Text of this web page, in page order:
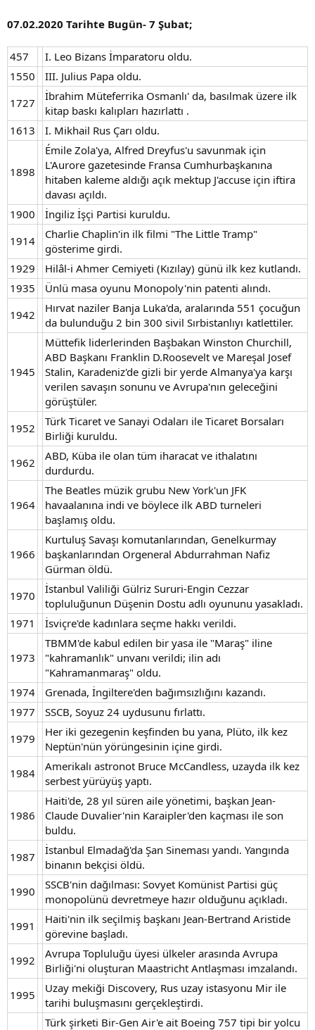
07.02.2020 Tarihte Bugün- 7 Şubat;
457
I. Leo Bizans İmparatoru oldu.
1550
III. Julius Papa oldu.
1727
İbrahim Müteferrika Osmanlı' da, basılmak üzere ilk
kitap baskı kalıpları hazırlattı .
1613
I. Mikhail Rus Çarı oldu.
1898
Émile Zola'ya, Alfred Dreyfus'u savunmak için
L'Aurore gazetesinde Fransa Cumhurbaşkanına
hitaben kaleme aldığı açık mektup J'accuse için iftira
davası açıldı.
1900
İngiliz İşçi Partisi kuruldu.
1914
Charlie Chaplin'in ilk filmi "The Little Tramp"
gösterime girdi.
1929
Hilâl-i Ahmer Cemiyeti (Kızılay) günü ilk kez kutlandı.
1935
Ünlü masa oyunu Monopoly'nin patenti alındı.
1942
Hırvat naziler Banja Luka'da, aralarında 551 çocuğun
da bulunduğu 2 bin 300 sivil Sırbistanlıyı katlettiler.
1945
Müttefik liderlerinden Başbakan Winston Churchill,
ABD Başkanı Franklin D.Roosevelt ve Mareşal Josef
Stalin, Karadeniz'de gizli bir yerde Almanya'ya karşı
verilen savaşın sonunu ve Avrupa'nın geleceğini
görüştüler.
1952
Türk Ticaret ve Sanayi Odaları ile Ticaret Borsaları
Birliği kuruldu.
1962
ABD, Küba ile olan tüm iharacat ve ithalatını
durdurdu.
1964
The Beatles müzik grubu New York'un JFK
havaalanına indi ve böylece ilk ABD turneleri
başlamış oldu.
1966
Kurtuluş Savaşı komutanlarından, Genelkurmay
başkanlarından Orgeneral Abdurrahman Nafiz
Gürman öldü.
1970
İstanbul Valiliği Gülriz Sururi-Engin Cezzar
topluluğunun Düşenin Dostu adlı oyununu yasakladı.
1971
İsviçre'de kadınlara seçme hakkı verildi.
1973
TBMM'de kabul edilen bir yasa ile "Maraş" iline
"kahramanlık" unvanı verildi; ilin adı
"Kahramanmaraş" oldu.
1974
Grenada, İngiltere'den bağımsızlığını kazandı.
1977
SSCB, Soyuz 24 uydusunu fırlattı.
1979
Her iki gezegenin keşfinden bu yana, Plüto, ilk kez
Neptün'nün yörüngesinin içine girdi.
1984
Amerikalı astronot Bruce McCandless, uzayda ilk kez
serbest yürüyüş yaptı.
1986
Haiti'de, 28 yıl süren aile yönetimi, başkan Jean-
Claude Duvalier'nin Karaipler'den kaçması ile son
buldu.
1987
İstanbul Elmadağ'da Şan Sineması yandı. Yangında
binanın bekçisi öldü.
1990
SSCB'nin dağılması: Sovyet Komünist Partisi güç
monopolünü devretmeye hazır olduğunu açıkladı.
1991
Haiti'nin ilk seçilmiş başkanı Jean-Bertrand Aristide
görevine başladı.
1992
Avrupa Topluluğu üyesi ülkeler arasında Avrupa
Birliği'ni oluşturan Maastricht Antlaşması imzalandı.
1995
Uzay mekiği Discovery, Rus uzay istasyonu Mir ile
tarihi buluşmasını gerçekleştirdi.
Türk şirketi Bir-Gen Air'e ait Boeing 757 tipi bir yolcu